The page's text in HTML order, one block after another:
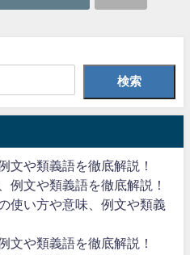
検索
文や類義語を徹底解説！
例文や類義語を徹底解説！
使い方や意味、例文や類義
文や類義語を徹底解説！